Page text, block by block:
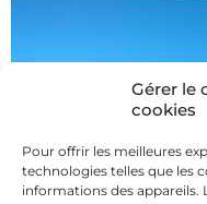
Gérer le
cookies
Pour offrir les meilleures
technologies telles que les
informations des appareils.